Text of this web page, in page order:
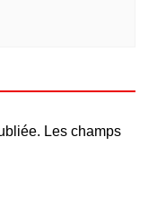
Les champs